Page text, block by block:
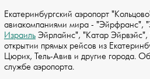
Екатеринбургский аэропорт
авиакомпаниями мира - "Эйрфранс",
Израиль Эйрлайнс", "Катар
открытии прямых рейсов из
Цюрих, Тель-Авив и другие города.
службе аэропорта.